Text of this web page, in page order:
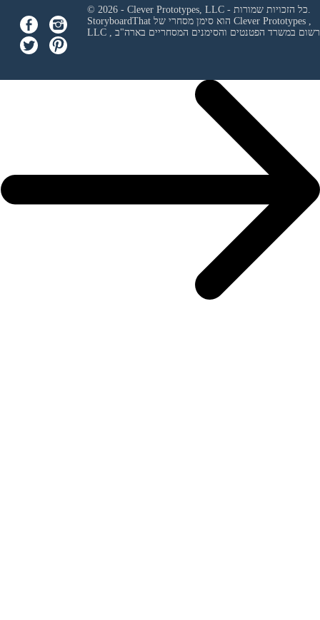
© 2026 - Clever Prototypes, LLC - כל הזכויות שמורות.
Clever Prototypes ,
LLC
ורשום במשרד הפטנטים והסימנים המסחריים בארה"ב